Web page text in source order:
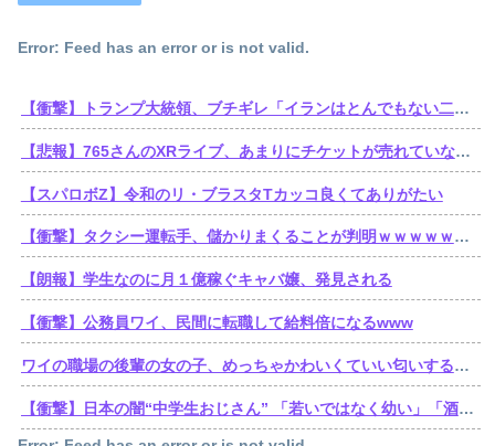
Error: Feed has an error or is not valid.
【衝撃】トランプ大統領、ブチギレ「イランはとんでもない二枚舌だ！！」←これｗｗｗｗｗ
【悲報】765さんのXRライブ、あまりにチケットが売れていないからか、事前に内容を見せてしまう大盤振る舞い
【スパロボZ】令和のリ・ブラスタTカッコ良くてありがたい
【衝撃】タクシー運転手、儲かりまくることが判明ｗｗｗｗｗｗｗｗｗｗｗｗｗｗｗｗｗｗｗｗｗｗｗｗｗ
【朗報】学生なのに月１億稼ぐキャバ嬢、発見される
【衝撃】公務員ワイ、民間に転職して給料倍になるwww
ワイの職場の後輩の女の子、めっちゃかわいくていい匂いするけどゴミ無能
【衝撃】日本の闇“中学生おじさん” 「若いではなく幼い」「酒よりコーラ」「夜遊びよりゲーム」